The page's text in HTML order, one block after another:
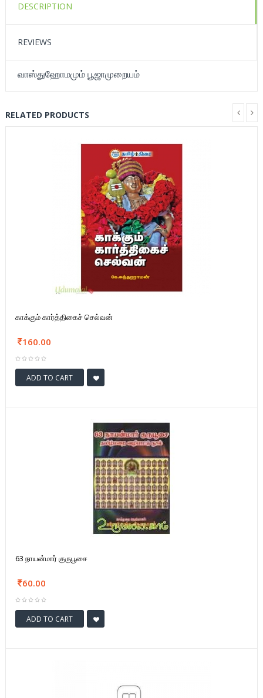
DESCRIPTION
REVIEWS
வாஸ்துஹோமமும் பூஜாமுறையம்
RELATED PRODUCTS
காக்கும் கார்த்திகைச் செல்வன்
160.00
ADD TO CART
63 நாயன்மார் குருபூசை
60.00
ADD TO CART